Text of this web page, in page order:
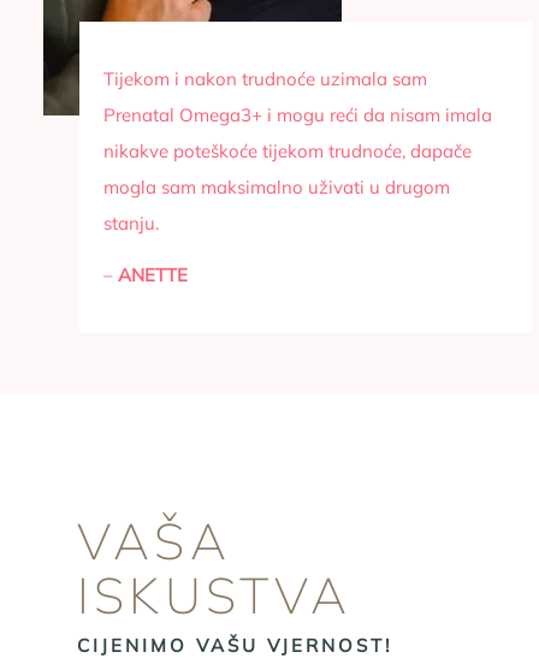
Tijekom i nakon trudnoće uzimala sam
Prenatal Omega3+ i mogu reći da nisam imala
nikakve poteškoće tijekom trudnoće, dapače
mogla sam maksimalno uživati u drugom
stanju.
– ANETTE
VAŠA
ISKUSTVA
CIJENIMO VAŠU VJERNOST!